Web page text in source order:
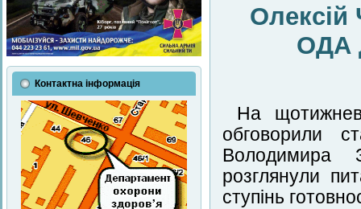
Контактна інформація
ОДА
На
обговорили
Володимира
розглянули
ступінь